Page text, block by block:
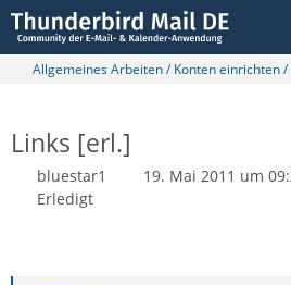
Allgemeines Arbeiten / Konten einrichten
Links [erl.]
bluestar1 19. Mai 2011 um
Erledigt